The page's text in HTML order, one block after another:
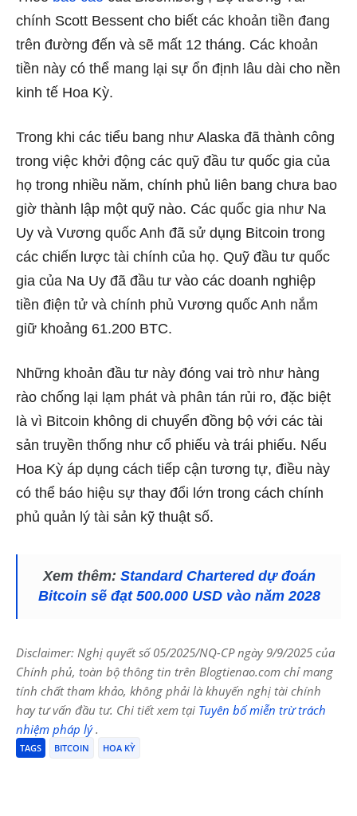
chính Scott Bessent cho biết các khoản tiền đang
trên đường đến và sẽ mất 12 tháng. Các khoản
tiền này có thể mang lại sự ổn định lâu dài cho nền
kinh tế Hoa Kỳ.
Trong khi các tiểu bang như Alaska đã thành công
trong việc khởi động các quỹ đầu tư quốc gia của
họ trong nhiều năm, chính phủ liên bang chưa bao
giờ thành lập một quỹ nào. Các quốc gia như Na
Uy và Vương quốc Anh đã sử dụng Bitcoin trong
các chiến lược tài chính của họ. Quỹ đầu tư quốc
gia của Na Uy đã đầu tư vào các doanh nghiệp
tiền điện tử và chính phủ Vương quốc Anh nắm
giữ khoảng 61.200 BTC.
Những khoản đầu tư này đóng vai trò như hàng
rào chống lại lạm phát và phân tán rủi ro, đặc biệt
là vì Bitcoin không di chuyển đồng bộ với các tài
sản truyền thống như cổ phiếu và trái phiếu. Nếu
Hoa Kỳ áp dụng cách tiếp cận tương tự, điều này
có thể báo hiệu sự thay đổi lớn trong cách chính
phủ quản lý tài sản kỹ thuật số.
Xem thêm: Standard Chartered dự đoán
Bitcoin sẽ đạt 500.000 USD vào năm 2028
Disclaimer: Nghị quyết số 05/2025/NQ-CP ngày 9/9/2025 của
Chính phủ, toàn bộ thông tin trên Blogtienao.com chỉ mang
tính chất tham khảo, không phải là khuyến nghị tài chính
hay tư vấn đầu tư. Chi tiết xem tại Tuyên bố miễn trừ trách
nhiệm pháp lý.
TAGS BITCOIN HOA KỲ